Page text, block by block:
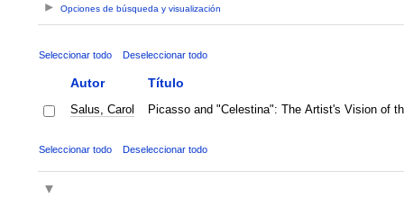
Opciones de búsqueda y visualización
Seleccionar todo Deseleccionar todo
Autor Título
Salus, Carol Picasso and "Celestina": The Artist's Vision of
Seleccionar todo Deseleccionar todo